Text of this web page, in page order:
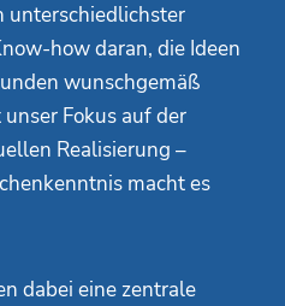
unterschiedlichster
how daran, die Ideen
wunschgemäß
Fokus auf der
Realisierung –
macht es
dabei eine zentrale